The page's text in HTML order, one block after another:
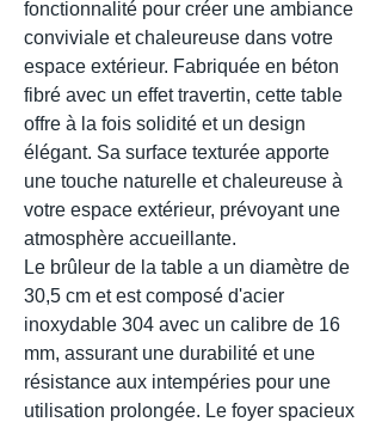
fonctionnalité pour créer une ambiance
conviviale et chaleureuse dans votre
espace extérieur. Fabriquée en béton
fibré avec un effet travertin, cette table
offre à la fois solidité et un design
élégant. Sa surface texturée apporte
une touche naturelle et chaleureuse à
votre espace extérieur, prévoyant une
atmosphère accueillante.
Le brûleur de la table a un diamètre de
30,5 cm et est composé d'acier
inoxydable 304 avec un calibre de 16
mm, assurant une durabilité et une
résistance aux intempéries pour une
utilisation prolongée. Le foyer spacieux